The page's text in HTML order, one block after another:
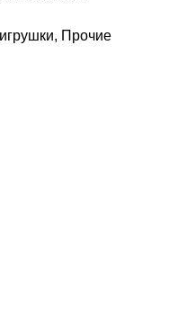
, Прочие